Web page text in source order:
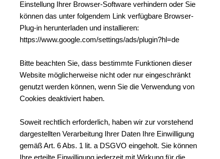
Einstellung Ihrer Browser-Software verhindern oder Sie
können das unter folgendem Link verfügbare Browser-
Plug-in herunterladen und installieren:
https://www.google.com/settings/ads/plugin?hl=de
Bitte beachten Sie, dass bestimmte Funktionen dieser
Website möglicherweise nicht oder nur eingeschränkt
genutzt werden können, wenn Sie die Verwendung von
Cookies deaktiviert haben.
Soweit rechtlich erforderlich, haben wir zur vorstehend
dargestellten Verarbeitung Ihrer Daten Ihre Einwilligung
gemäß Art. 6 Abs. 1 lit. a DSGVO eingeholt. Sie können